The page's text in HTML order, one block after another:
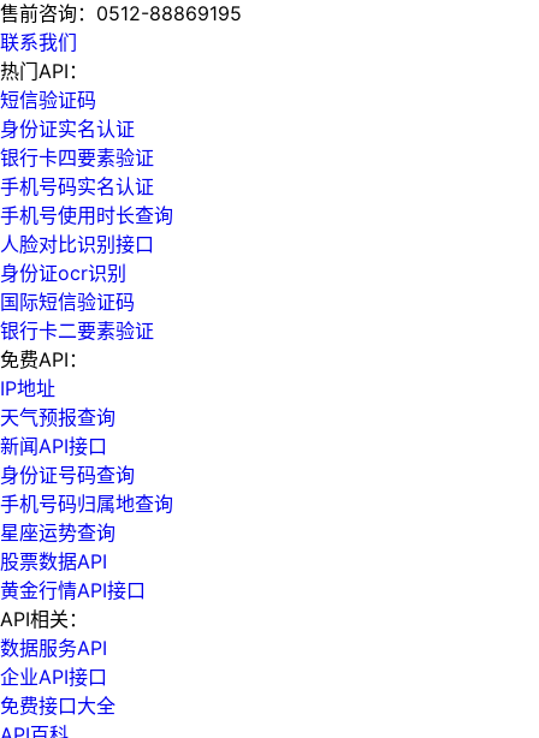
售前咨询： 0512-88869195
联系我们
热门API：
短信验证码
身份证实名认证
银行卡四要素验证
手机号码实名认证
手机号使用时长查询
人脸对比识别接口
身份证ocr识别
国际短信验证码
银行卡二要素验证
免费API：
IP地址
天气预报查询
新闻API接口
身份证号码查询
手机号码归属地查询
星座运势查询
股票数据API
黄金行情API接口
API相关：
数据服务API
企业API接口
免费接口大全